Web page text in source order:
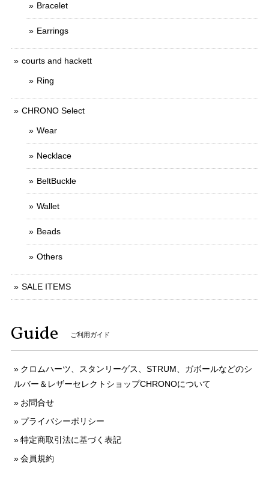
Bracelet
Earrings
courts and hackett
Ring
CHRONO Select
Wear
Necklace
BeltBuckle
Wallet
Beads
Others
SALE ITEMS
Guide ご利用ガイド
クロムハーツ、スタンリーゲス、STRUM、ガボールなどのシ
ルバー＆レザーセレクトショップCHRONOについて
お問合せ
プライバシーポリシー
特定商取引法に基づく表記
会員規約